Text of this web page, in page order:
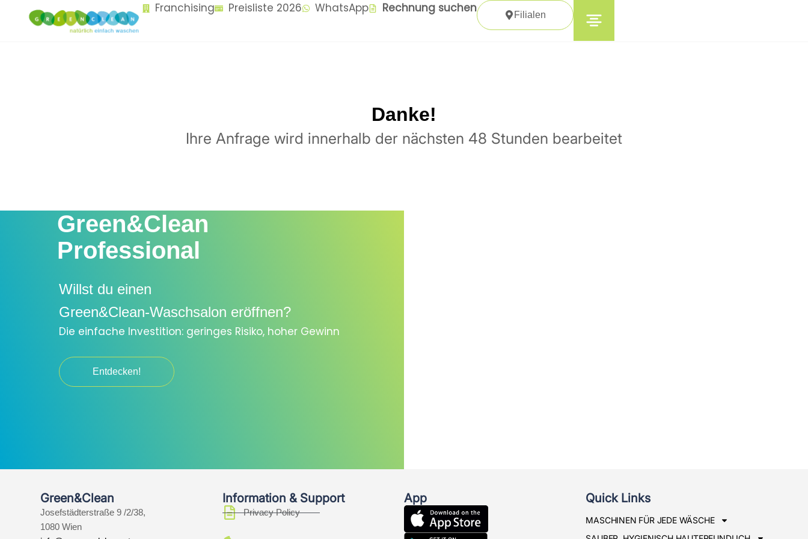
content Franchising Preisliste 2026 WhatsApp Rechnung suchen Filialen
Danke!
Ihre Anfrage wird innerhalb der nächsten 48 Stunden bearbeitet
Green&Clean
Professional
Willst du einen
Green&Clean-Waschsalon eröffnen?
Die einfache Investition: geringes Risiko, hoher Gewinn
Entdecken!
Green&Clean
Josefstädterstraße 9 /2/38,
1080 Wien
Information & Support
Privacy Policy
App Quick Links
MASCHINEN FÜR JEDE WÄSCHE